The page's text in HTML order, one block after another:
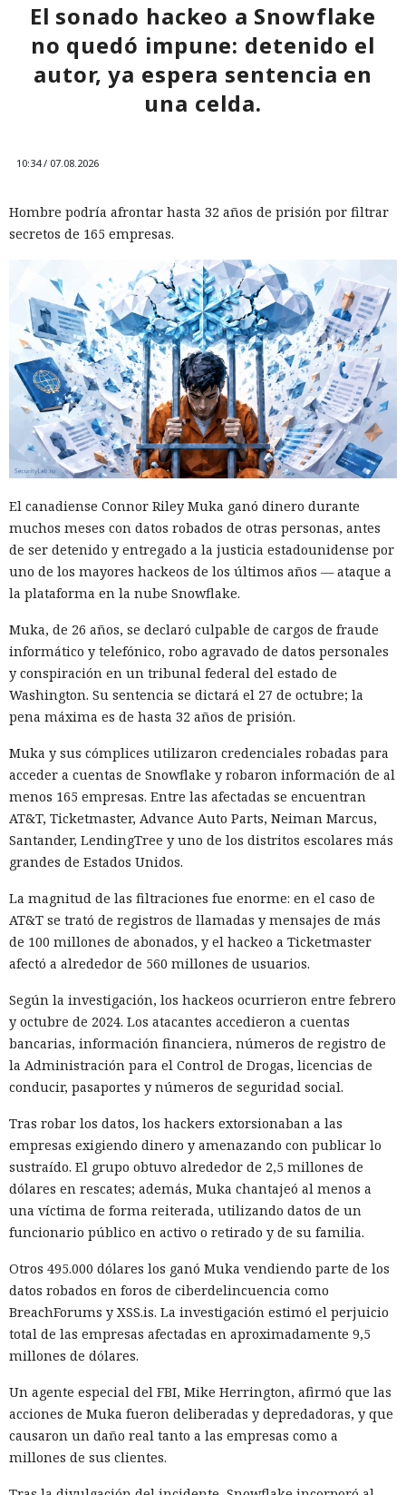
El sonado hackeo a Snowflake
no quedó impune: detenido el
autor, ya espera sentencia en
una celda.
10:34 / 07.08.2026
Hombre podría afrontar hasta 32 años de prisión por filtrar
secretos de 165 empresas.
El canadiense Connor Riley Muka ganó dinero durante
muchos meses con datos robados de otras personas, antes
de ser detenido y entregado a la justicia estadounidense por
uno de los mayores hackeos de los últimos años — ataque a
la plataforma en la nube Snowflake.
Muka, de 26 años, se declaró culpable de cargos de fraude
informático y telefónico, robo agravado de datos personales
y conspiración en un tribunal federal del estado de
Washington. Su sentencia se dictará el 27 de octubre; la
pena máxima es de hasta 32 años de prisión.
Muka y sus cómplices utilizaron credenciales robadas para
acceder a cuentas de Snowflake y robaron información de al
menos 165 empresas. Entre las afectadas se encuentran
AT&T, Ticketmaster, Advance Auto Parts, Neiman Marcus,
Santander, LendingTree y uno de los distritos escolares más
grandes de Estados Unidos.
La magnitud de las filtraciones fue enorme: en el caso de
AT&T se trató de registros de llamadas y mensajes de más
de 100 millones de abonados, y el hackeo a Ticketmaster
afectó a alrededor de 560 millones de usuarios.
Según la investigación, los hackeos ocurrieron entre febrero
y octubre de 2024. Los atacantes accedieron a cuentas
bancarias, información financiera, números de registro de
la Administración para el Control de Drogas, licencias de
conducir, pasaportes y números de seguridad social.
Tras robar los datos, los hackers extorsionaban a las
empresas exigiendo dinero y amenazando con publicar lo
sustraído. El grupo obtuvo alrededor de 2,5 millones de
dólares en rescates; además, Muka chantajeó al menos a
una víctima de forma reiterada, utilizando datos de un
funcionario público en activo o retirado y de su familia.
Otros 495.000 dólares los ganó Muka vendiendo parte de los
datos robados en foros de ciberdelincuencia como
BreachForums y XSS.is. La investigación estimó el perjuicio
total de las empresas afectadas en aproximadamente 9,5
millones de dólares.
Un agente especial del FBI, Mike Herrington, afirmó que las
acciones de Muka fueron deliberadas y depredadoras, y que
causaron un daño real tanto a las empresas como a
millones de sus clientes.